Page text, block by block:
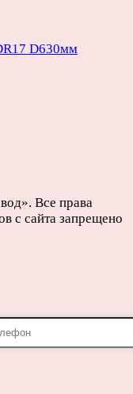
D630мм
Все права
с сайта запрещено